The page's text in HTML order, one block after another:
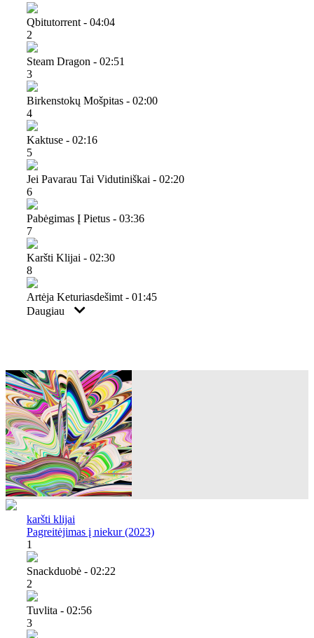
Qbitutorrent - 04:04
2
Steam Dragon - 02:51
3
Birkenstokų Mošpitas - 02:00
4
Kaktuse - 02:16
5
Jei Pavarau Tai Vidutiniškai - 02:20
6
Pabėgimas Į Pietus - 03:36
7
Karšti Klijai - 02:30
8
Artėja Keturiasdešimt - 01:45
Daugiau
karšti klijai
Pagreitėjimas į niekur (2023)
1
Snackduobė - 02:22
2
Tuvlita - 02:56
3